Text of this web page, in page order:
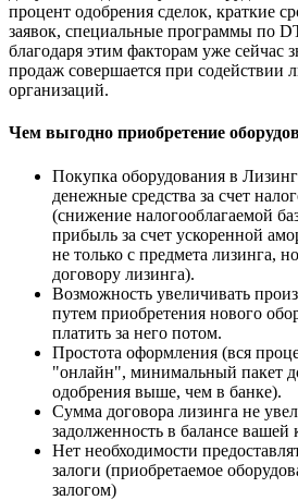
процент одобрения сделок, краткие
заявок, специальные программы по
благодаря этим факторам уже сейчас
продаж совершается при содействии
организаций.
Чем выгодно приобретение
Покупка оборудования в
денежные средства за счет
(снижение налогооблагаемой
прибыль за счет ускоренной
не только с предмета лизинга,
договору лизинга).
Возможность увеличивать
путем приобретения нового
платить за него потом.
Простота оформления (вся
"онлайн", минимальный пакет
одобрения выше, чем в банке).
Сумма договора лизинга не
задолженность в балансе вашей
Нет необходимости
залоги (приобретаемое
залогом)